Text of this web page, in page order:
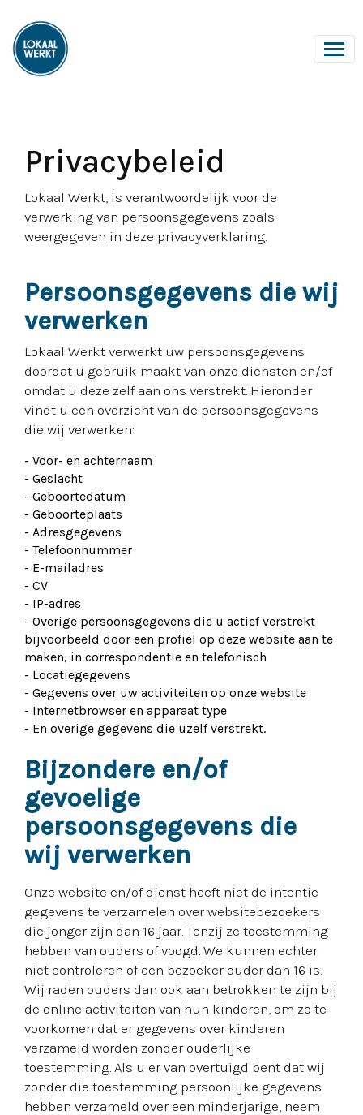
Privacybeleid
Lokaal Werkt, is verantwoordelijk voor de
verwerking van persoonsgegevens zoals
weergegeven in deze privacyverklaring.
Persoonsgegevens die wij
verwerken
Lokaal Werkt verwerkt uw persoonsgegevens
doordat u gebruik maakt van onze diensten en/of
omdat u deze zelf aan ons verstrekt. Hieronder
vindt u een overzicht van de persoonsgegevens
die wij verwerken:
- Voor- en achternaam
- Geslacht
- Geboortedatum
- Geboorteplaats
- Adresgegevens
- Telefoonnummer
- E-mailadres
- CV
- IP-adres
- Overige persoonsgegevens die u actief verstrekt
bijvoorbeeld door een profiel op deze website aan te
maken, in correspondentie en telefonisch
- Locatiegegevens
- Gegevens over uw activiteiten op onze website
- Internetbrowser en apparaat type
- En overige gegevens die uzelf verstrekt.
Bijzondere en/of
gevoelige
persoonsgegevens die
wij verwerken
Onze website en/of dienst heeft niet de intentie
gegevens te verzamelen over websitebezoekers
die jonger zijn dan 16 jaar. Tenzij ze toestemming
hebben van ouders of voogd. We kunnen echter
niet controleren of een bezoeker ouder dan 16 is.
Wij raden ouders dan ook aan betrokken te zijn bij
de online activiteiten van hun kinderen, om zo te
voorkomen dat er gegevens over kinderen
verzameld worden zonder ouderlijke
toestemming. Als u er van overtuigd bent dat wij
zonder die toestemming persoonlijke gegevens
hebben verzameld over een minderjarige, neem